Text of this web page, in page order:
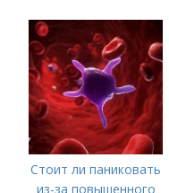
Стоит ли паниковать
из-за повышенного